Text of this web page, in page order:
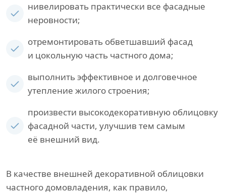
нивелировать практически все фасадные
неровности;
отремонтировать обветшавший фасад
и цокольную часть частного дома;
выполнить эффективное и долговечное
утепление жилого строения;
произвести высокодекоративную облицовку
фасадной части, улучшив тем самым
её внешний вид.
В качестве внешней декоративной облицовки
частного домовладения, как правило,